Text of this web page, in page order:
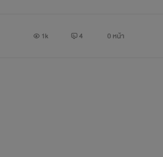
1k 4 0 หน้า